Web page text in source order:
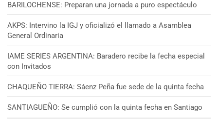
BARILOCHENSE: Preparan una jornada a puro espectáculo
AKPS: Intervino la IGJ y oficializó el llamado a Asamblea
General Ordinaria
IAME SERIES ARGENTINA: Baradero recibe la fecha especial
con Invitados
CHAQUEÑO TIERRA: Sáenz Peña fue sede de la quinta fecha
SANTIAGUEÑO: Se cumplió con la quinta fecha en Santiago